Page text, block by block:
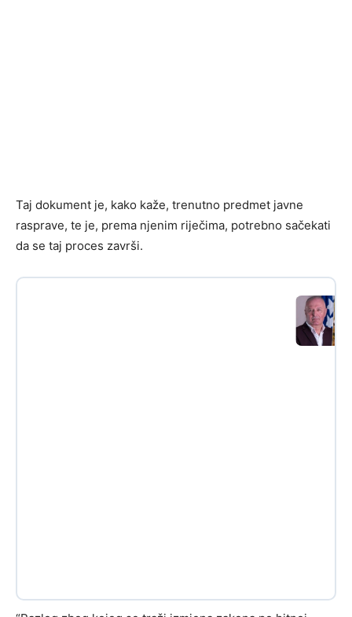
Taj dokument je, kako kaže, trenutno predmet javne
rasprave, te je, prema njenim riječima, potrebno sačekati
da se taj proces završi.